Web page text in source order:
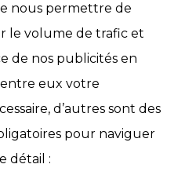
nous permettre de
le volume de trafic et
de nos publicités en
eux votre
d’autres sont des
pour naviguer
détail :